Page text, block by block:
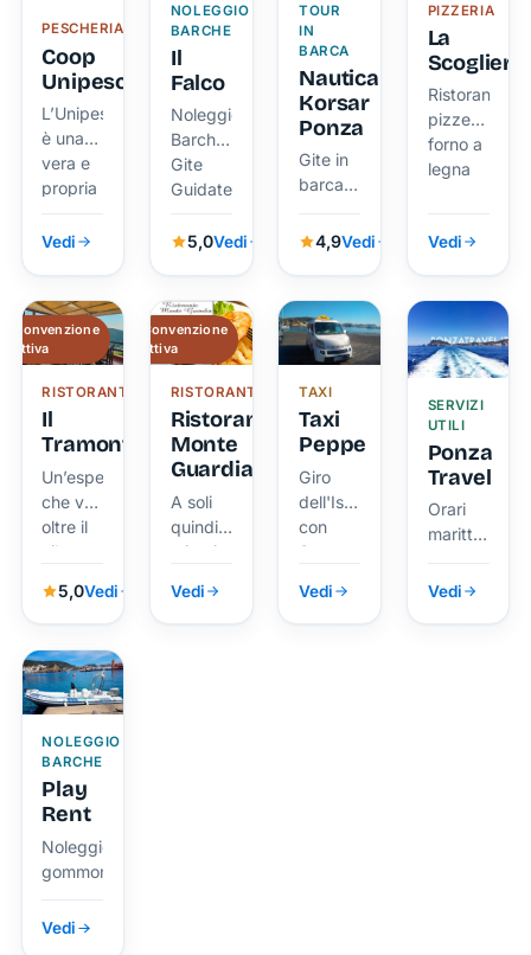
PESCHERIA
Coop
Unipesca
L’Unipesca
è una
vera e
propria
cooperativa
di
Vedi
NOLEGGIO
BARCHE
Il
Falco
Noleggio
Barche,
Gite
Guidate,
Lettini
ed
Ombrelloni,
Bar
5,0Vedi
TOUR
IN
BARCA
NauticaDL
Korsar
Ponza
Gite in
barca
delle
isole
4,9Vedi
PIZZERIA
La
Scogliera
Ristorante,
pizzeria
forno a
legna
Vedi
RISTORANTE
Il
Tramonto
Un’esperienza
che va
oltre il
cibo
5,0Vedi
Convenzione
attiva
RISTORANTE
Ristorante
Monte
Guardia
A soli
quindici
minuti
piazzetta
Vedi
Convenzione
attiva
TAXI
Taxi
Peppe
Giro
dell'Isola
con
Super
Vedi
SERVIZI
UTILI
Ponza
Travel
Orari
marittimi
Ponza
Vedi
NOLEGGIO
BARCHE
Play
Rent
Noleggio
gommoni
Vedi